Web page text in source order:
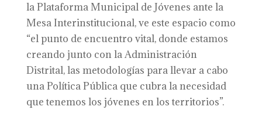
la Plataforma Municipal de Jóvenes ante la
Mesa Interinstitucional, ve este espacio como
“el punto de encuentro vital, donde estamos
creando junto con la Administración
Distrital, las metodologías para llevar a cabo
una Política Pública que cubra la necesidad
que tenemos los jóvenes en los territorios”.